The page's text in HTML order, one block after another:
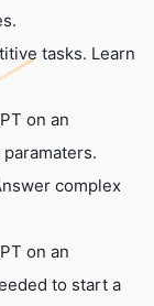
tasks. Learn
on an
complex
on an
to start a